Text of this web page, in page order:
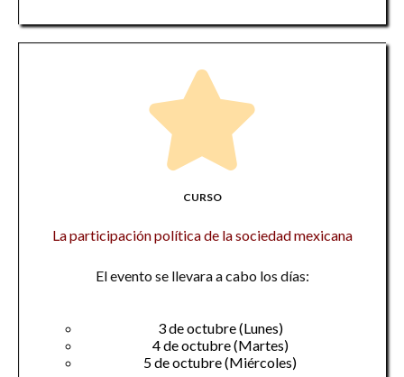
CURSO
La participación política de la sociedad mexicana
El evento se llevara a cabo los días:
3 de octubre (Lunes)
4 de octubre (Martes)
5 de octubre (Miércoles)